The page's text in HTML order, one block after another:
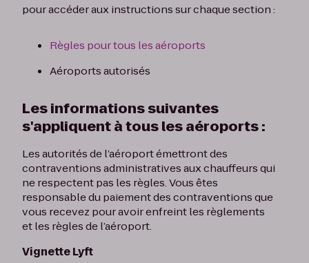
pour accéder aux instructions sur chaque section :
Règles pour tous les aéroports
Aéroports autorisés
Les informations suivantes
s'appliquent à tous les aéroports :
Les autorités de l’aéroport émettront des
contraventions administratives aux chauffeurs qui
ne respectent pas les règles. Vous êtes
responsable du paiement des contraventions que
vous recevez pour avoir enfreint les règlements
et les règles de l’aéroport.
Vignette Lyft